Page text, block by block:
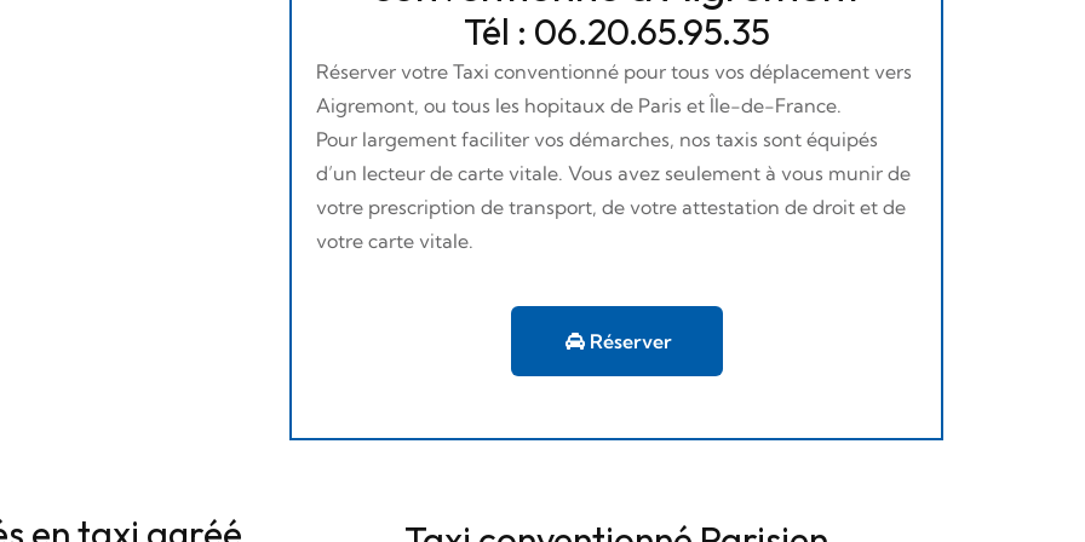
Tél : 06.20.65.95.35
Réserver votre Taxi conventionné pour tous vos déplacement vers
Aigremont, ou tous les hopitaux de Paris et Île-de-France.
Pour largement faciliter vos démarches, nos taxis sont équipés
d’un lecteur de carte vitale. Vous avez seulement à vous munir de
votre prescription de transport, de votre attestation de droit et de
votre carte vitale.
Réserver